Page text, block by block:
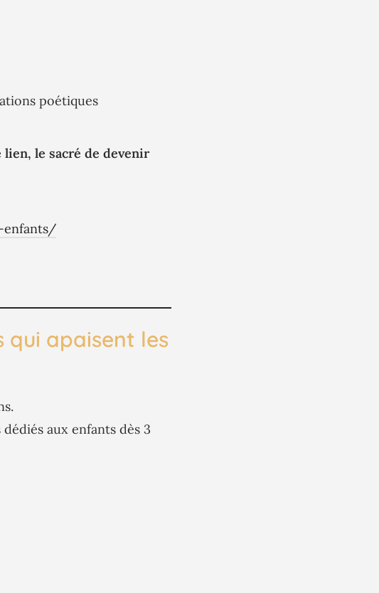
poétiques
le sacré de devenir
enfants/
qui apaisent les
aux enfants dès 3